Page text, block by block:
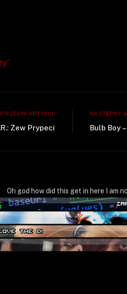
ARTYKUŁ
Zew Prypeci
NASTĘPNY
Bulb Boy
Oh god how did this get in here I am